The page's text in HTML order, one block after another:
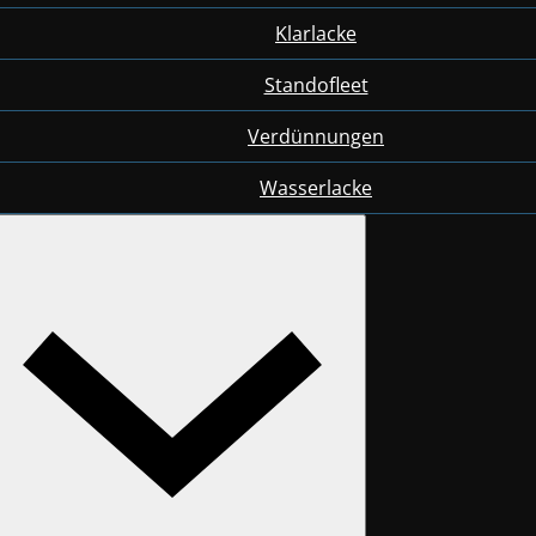
Klarlacke
Standofleet
Verdünnungen
Wasserlacke